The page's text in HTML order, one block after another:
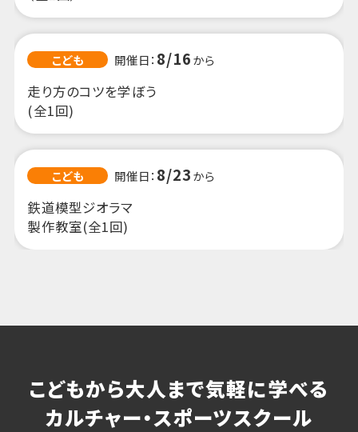
こどもから大人まで気軽に学べる
カルチャー・スポーツスクール